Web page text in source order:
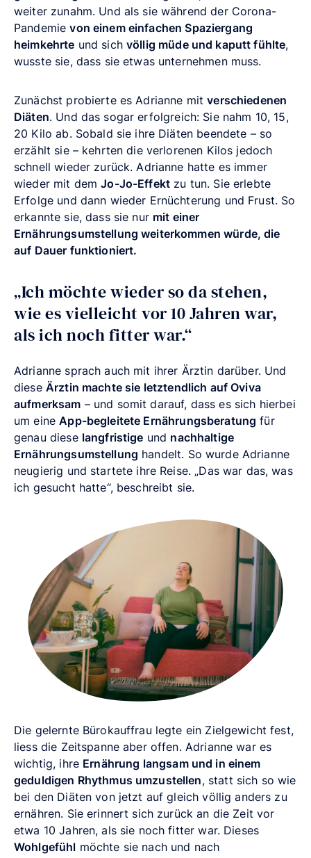
weiter zunahm. Und als sie während der Corona-
Pandemievon einem einfachen Spaziergang
heimkehrte und sichvöllig müde und kaputt fühlte,
wusste sie, dass sie etwas unternehmen muss.
Zunächst probierte es Adrianne mitverschiedenen
Diäten. Und das sogar erfolgreich: Sie nahm 10, 15,
20 Kilo ab. Sobald sie ihre Diäten beendete – so
erzählt sie – kehrten die verlorenen Kilos jedoch
schnell wieder zurück. Adrianne hatte es immer
wieder mit demJo-Jo-Effekt zu tun. Sie erlebte
Erfolge und dann wieder Ernüchterung und Frust. So
erkannte sie, dass sie nur mit einer
Ernährungsumstellung weiterkommen würde, die
auf Dauer funktioniert.
„Ich möchte wieder so da stehen,
wie es vielleicht vor 10 Jahren war,
als ich noch fitter war.“
Adrianne sprach auch mit ihrer Ärztin darüber. Und
diese Ärztin machte sie letztendlich auf Oviva
aufmerksam – und somit darauf, dass es sich hierbei
um eineApp-begleitete Ernährungsberatung für
genau diese langfristige und nachhaltige
Ernährungsumstellung handelt. So wurde Adrianne
neugierig und startete ihre Reise. „Das war das, was
ich gesucht hatte“, beschreibt sie.
Die gelernte Bürokauffrau legte ein Zielgewicht fest,
liess die Zeitspanne aber offen. Adrianne war es
wichtig, ihre Ernährung langsam und in einem
geduldigen Rhythmus umzustellen, statt sich so wie
bei den Diäten von jetzt auf gleich völlig anders zu
ernähren. Sie erinnert sich zurück an die Zeit vor
etwa 10 Jahren, als sie noch fitter war. Dieses
Wohlgefühl möchte sie nach und nach